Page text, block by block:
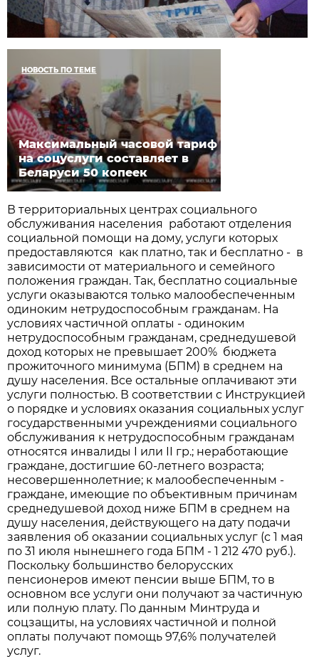
НОВОСТЬ ПО ТЕМЕ
Максимальный часовой тариф
на соцуслуги составляет в
Беларуси 50 копеек
В территориальных центрах социального
обслуживания населения работают отделения
социальной помощи на дому, услуги которых
предоставляются как платно, так и бесплатно - в
зависимости от материального и семейного
положения граждан. Так, бесплатно социальные
услуги оказываются только малообеспеченным
одиноким нетрудоспособным гражданам. На
условиях частичной оплаты - одиноким
нетрудоспособным гражданам, среднедушевой
доход которых не превышает 200% бюджета
прожиточного минимума (БПМ) в среднем на
душу населения. Все остальные оплачивают эти
услуги полностью. В соответствии с Инструкцией
о порядке и условиях оказания социальных услуг
государственными учреждениями социального
обслуживания к нетрудоспособным гражданам
относятся инвалиды I или II гр.; неработающие
граждане, достигшие 60-летнего возраста;
несовершеннолетние; к малообеспеченным -
граждане, имеющие по объективным причинам
среднедушевой доход ниже БПМ в среднем на
душу населения, действующего на дату подачи
заявления об оказании социальных услуг (с 1 мая
по 31 июля нынешнего года БПМ - 1 212 470 руб.).
Поскольку большинство белорусских
пенсионеров имеют пенсии выше БПМ, то в
основном все услуги они получают за частичную
или полную плату. По данным Минтруда и
соцзащиты, на условиях частичной и полной
оплаты получают помощь 97,6% получателей
услуг.